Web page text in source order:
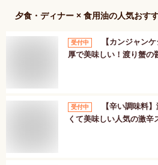
夕食・ディナー × 食用油の人気おす
受付中
【カンジャン
厚で美味しい！渡り蟹の
受付中
【辛い調味料
くて美味しい人気の激辛